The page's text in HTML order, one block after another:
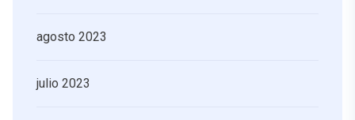
agosto 2023
julio 2023